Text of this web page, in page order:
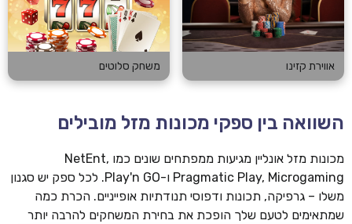
אווירת קזינו משחק סלוטים
השוואה בין ספקי מכונות מזל מובילים
מכונות מזל אונליין מגיעות ממפתחים שונים כמו NetEnt,
Pragmatic Play, Microgaming ו-Play'n GO. לכל ספק יש סגנון
משלו – גרפיקה, תכונות ודפוסי תנודתיות אופייניים. הכרת כמה
שמתאימים לטעם שלך הופכת את בחירת המשחקים להרבה יותר